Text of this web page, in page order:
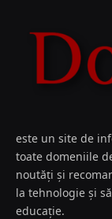
este un site de
toate domeniile
noutăți și
la tehnologie și
educație.